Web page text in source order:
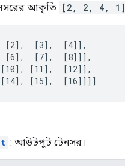
আকৃতি [2, 2, 4, 1]
[2],  [3],  [4]],
[6],  [7],  [8]]],
[11],  [12]],
[15],  [16]]]]
: আউটপুট টেনসর।